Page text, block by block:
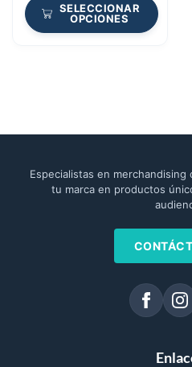
SELECCIONAR
OPCIONES
Especialistas en
tu marca en productos